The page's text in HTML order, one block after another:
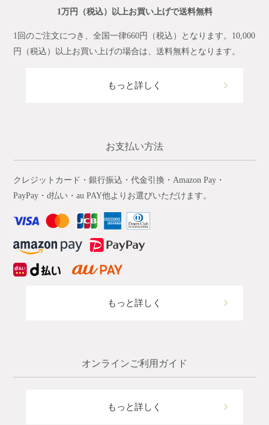
1万円（税込）以上お買い上げで送料無料
1回のご注文につき、全国一律660円（税込）となります。10,000
円（税込）以上お買い上げの場合は、送料無料となります。
もっと詳しく
お支払い方法
クレジットカード・銀行振込・代金引換・Amazon Pay・
PayPay・d払い・au PAY他よりお選びいただけます。
もっと詳しく
オンラインご利用ガイド
もっと詳しく